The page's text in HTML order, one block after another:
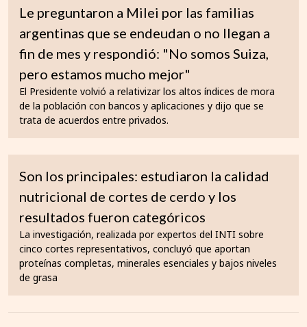
Le preguntaron a Milei por las familias
argentinas que se endeudan o no llegan a
fin de mes y respondió: "No somos Suiza,
pero estamos mucho mejor"
El Presidente volvió a relativizar los altos índices de mora
de la población con bancos y aplicaciones y dijo que se
trata de acuerdos entre privados.
Son los principales: estudiaron la calidad
nutricional de cortes de cerdo y los
resultados fueron categóricos
La investigación, realizada por expertos del INTI sobre
cinco cortes representativos, concluyó que aportan
proteínas completas, minerales esenciales y bajos niveles
de grasa